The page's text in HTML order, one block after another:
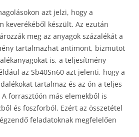
azt jelzi, hogy a
keverékéből készült. Az ezután
meg az anyagok százalékát a
tartalmazhat antimont, bizmutot
is, a teljesítmény
az Sb40Sn60 azt jelenti, hogy a
tartalmaz és az ón a teljes
forrasztóón más elemekből is
és foszforból. Ezért az összetétel
feladatoknak megfelelően